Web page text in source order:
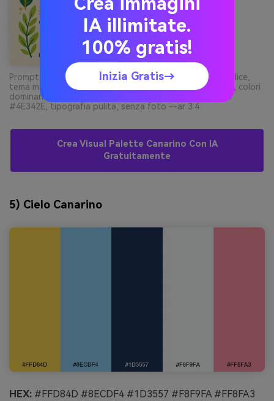
Prompt: poster di design grafico su sfondo chiaro semplice,
tema mercatino agricolo primaverile con foglie illustrate, colori
dominanti #FFDA3A e #2E7D32 con accenti #7CB342 e
#4E342E, tipografia pulita, senza foto --ar 3:4
Crea Visual Palette Canarino Con IA
Gratuitamente
5) Cielo Canarino
HEX: #FFD84D #8ECDF4 #1D3557 #F8F9FA #FF8FA3
IA illimitate.
100% gratis!
Inizia Gratis→